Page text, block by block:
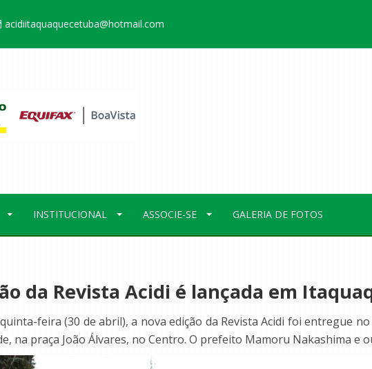
acidiitaquaquecetuba@hotmail.com
INSTITUCIONAL ASSOCIE-SE GALERIA DE FOTOS
da Revista Acidi é lançada em
feira (30 de abril), a nova edição da Revista Acidi foi entregue
na praça João Álvares, no Centro. O prefeito Mamoru Nakashima e